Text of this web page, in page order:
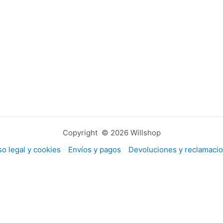
Copyright © 2026 Willshop
legal y cookies
Envíos y pagos Devoluciones y